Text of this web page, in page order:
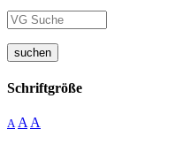
suchen
Schriftgröße
A A A